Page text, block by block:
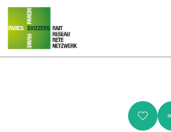
Navigating
the
Swiss
parks
Quick
navigation
To the main content
To the mobile navigation
To search
To the footer
To the sitemap
i